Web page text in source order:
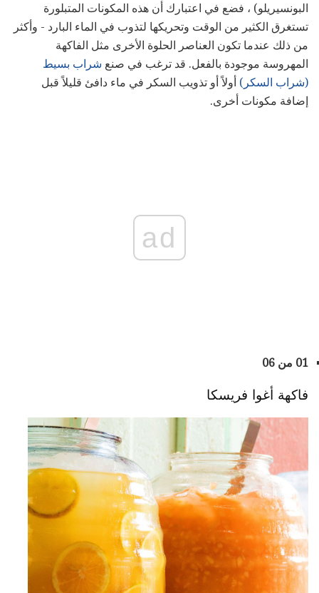
البونسيريلو) ، فضع في اعتبارك أن هذه المكونات المتبلورة
تستغرق الكثير من الوقت وتحريكها لتذوب في الماء البارد - وأكثر
من ذلك عندما تكون العناصر الحلوة الأخرى مثل الفاكهة
المهروسة موجودة بالفعل. قد ترغب في صنع شراب بسيط
(شراب السكر) أولاً أو تذويب السكر في ماء دافئ قليلاً قبل
إضافة مكونات أخرى.
ad
01 من 06
فاكهة أغوا فريسكا